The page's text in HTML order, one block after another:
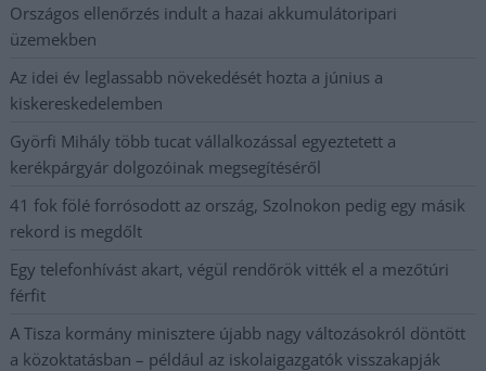
Országos ellenőrzés indult a hazai akkumulátoripari
üzemekben
Az idei év leglassabb növekedését hozta a június a
kiskereskedelemben
Györfi Mihály több tucat vállalkozással egyeztetett a
kerékpárgyár dolgozóinak megsegítéséről
41 fok fölé forrósodott az ország, Szolnokon pedig egy másik
rekord is megdőlt
Egy telefonhívást akart, végül rendőrök vitték el a mezőtúri
férfit
A Tisza kormány minisztere újabb nagy változásokról döntött
a közoktatásban – például az iskolaigazgatók visszakapják